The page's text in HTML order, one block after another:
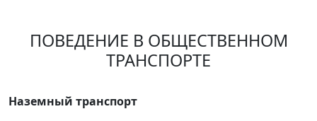
ПОВЕДЕНИЕ В ОБЩЕСТВЕННОМ
ТРАНСПОРТЕ
Наземный транспорт